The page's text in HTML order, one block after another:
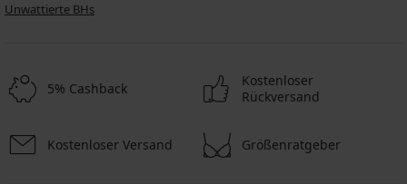
Unwattierte BHs
5% Cashback
Kostenloser
Rückversand
Kostenloser Versand Größenratgeber